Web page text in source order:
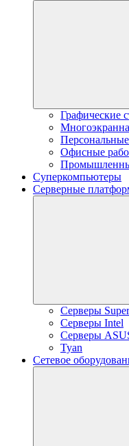
Графические
Офисные
Суперкомпьютеры
Серверные
Серверы
Серверы Intel
Серверы
Tyan
Сетевое